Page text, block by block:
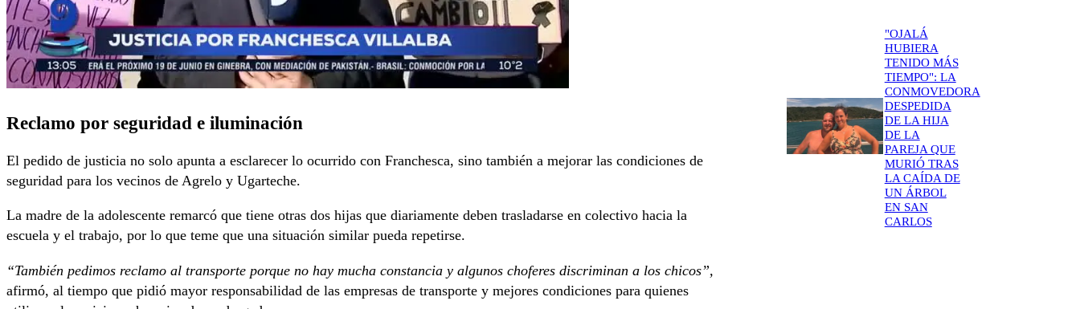
Reclamo por seguridad e iluminación
El pedido de justicia no solo apunta a esclarecer lo ocurrido con Franchesca, sino también a mejorar las condiciones de
seguridad para los vecinos de Agrelo y Ugarteche.
La madre de la adolescente remarcó que tiene otras dos hijas que diariamente deben trasladarse en colectivo hacia la
escuela y el trabajo, por lo que teme que una situación similar pueda repetirse.
“También pedimos reclamo al transporte porque no hay mucha constancia y algunos choferes discriminan a los chicos”,
afirmó, al tiempo que pidió mayor responsabilidad de las empresas de transporte y mejores condiciones para quienes
"OJALÁ
HUBIERA
TENIDO MÁS
TIEMPO": LA
CONMOVEDORA
DESPEDIDA
DE LA HIJA
DE LA
PAREJA QUE
MURIÓ TRAS
LA CAÍDA DE
UN ÁRBOL
EN SAN
CARLOS